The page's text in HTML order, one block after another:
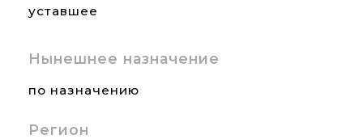
уставшее
Нынешнее назначение
по назначению
Регион